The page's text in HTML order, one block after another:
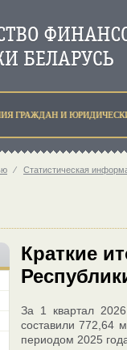
ГРАЖДАН И
⁄ Статистическая
Краткие
За 1 квартал
составили 772,64
периодом 2025